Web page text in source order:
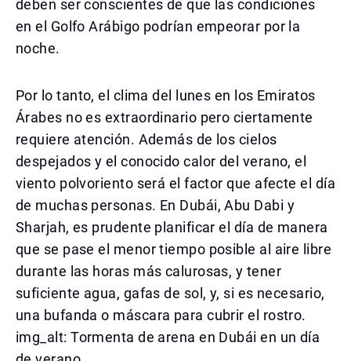
deben ser conscientes de que las condiciones
en el Golfo Arábigo podrían empeorar por la
noche.
Por lo tanto, el clima del lunes en los Emiratos
Árabes no es extraordinario pero ciertamente
requiere atención. Además de los cielos
despejados y el conocido calor del verano, el
viento polvoriento será el factor que afecte el día
de muchas personas. En Dubái, Abu Dabi y
Sharjah, es prudente planificar el día de manera
que se pase el menor tiempo posible al aire libre
durante las horas más calurosas, y tener
suficiente agua, gafas de sol, y, si es necesario,
una bufanda o máscara para cubrir el rostro.
img_alt: Tormenta de arena en Dubái en un día